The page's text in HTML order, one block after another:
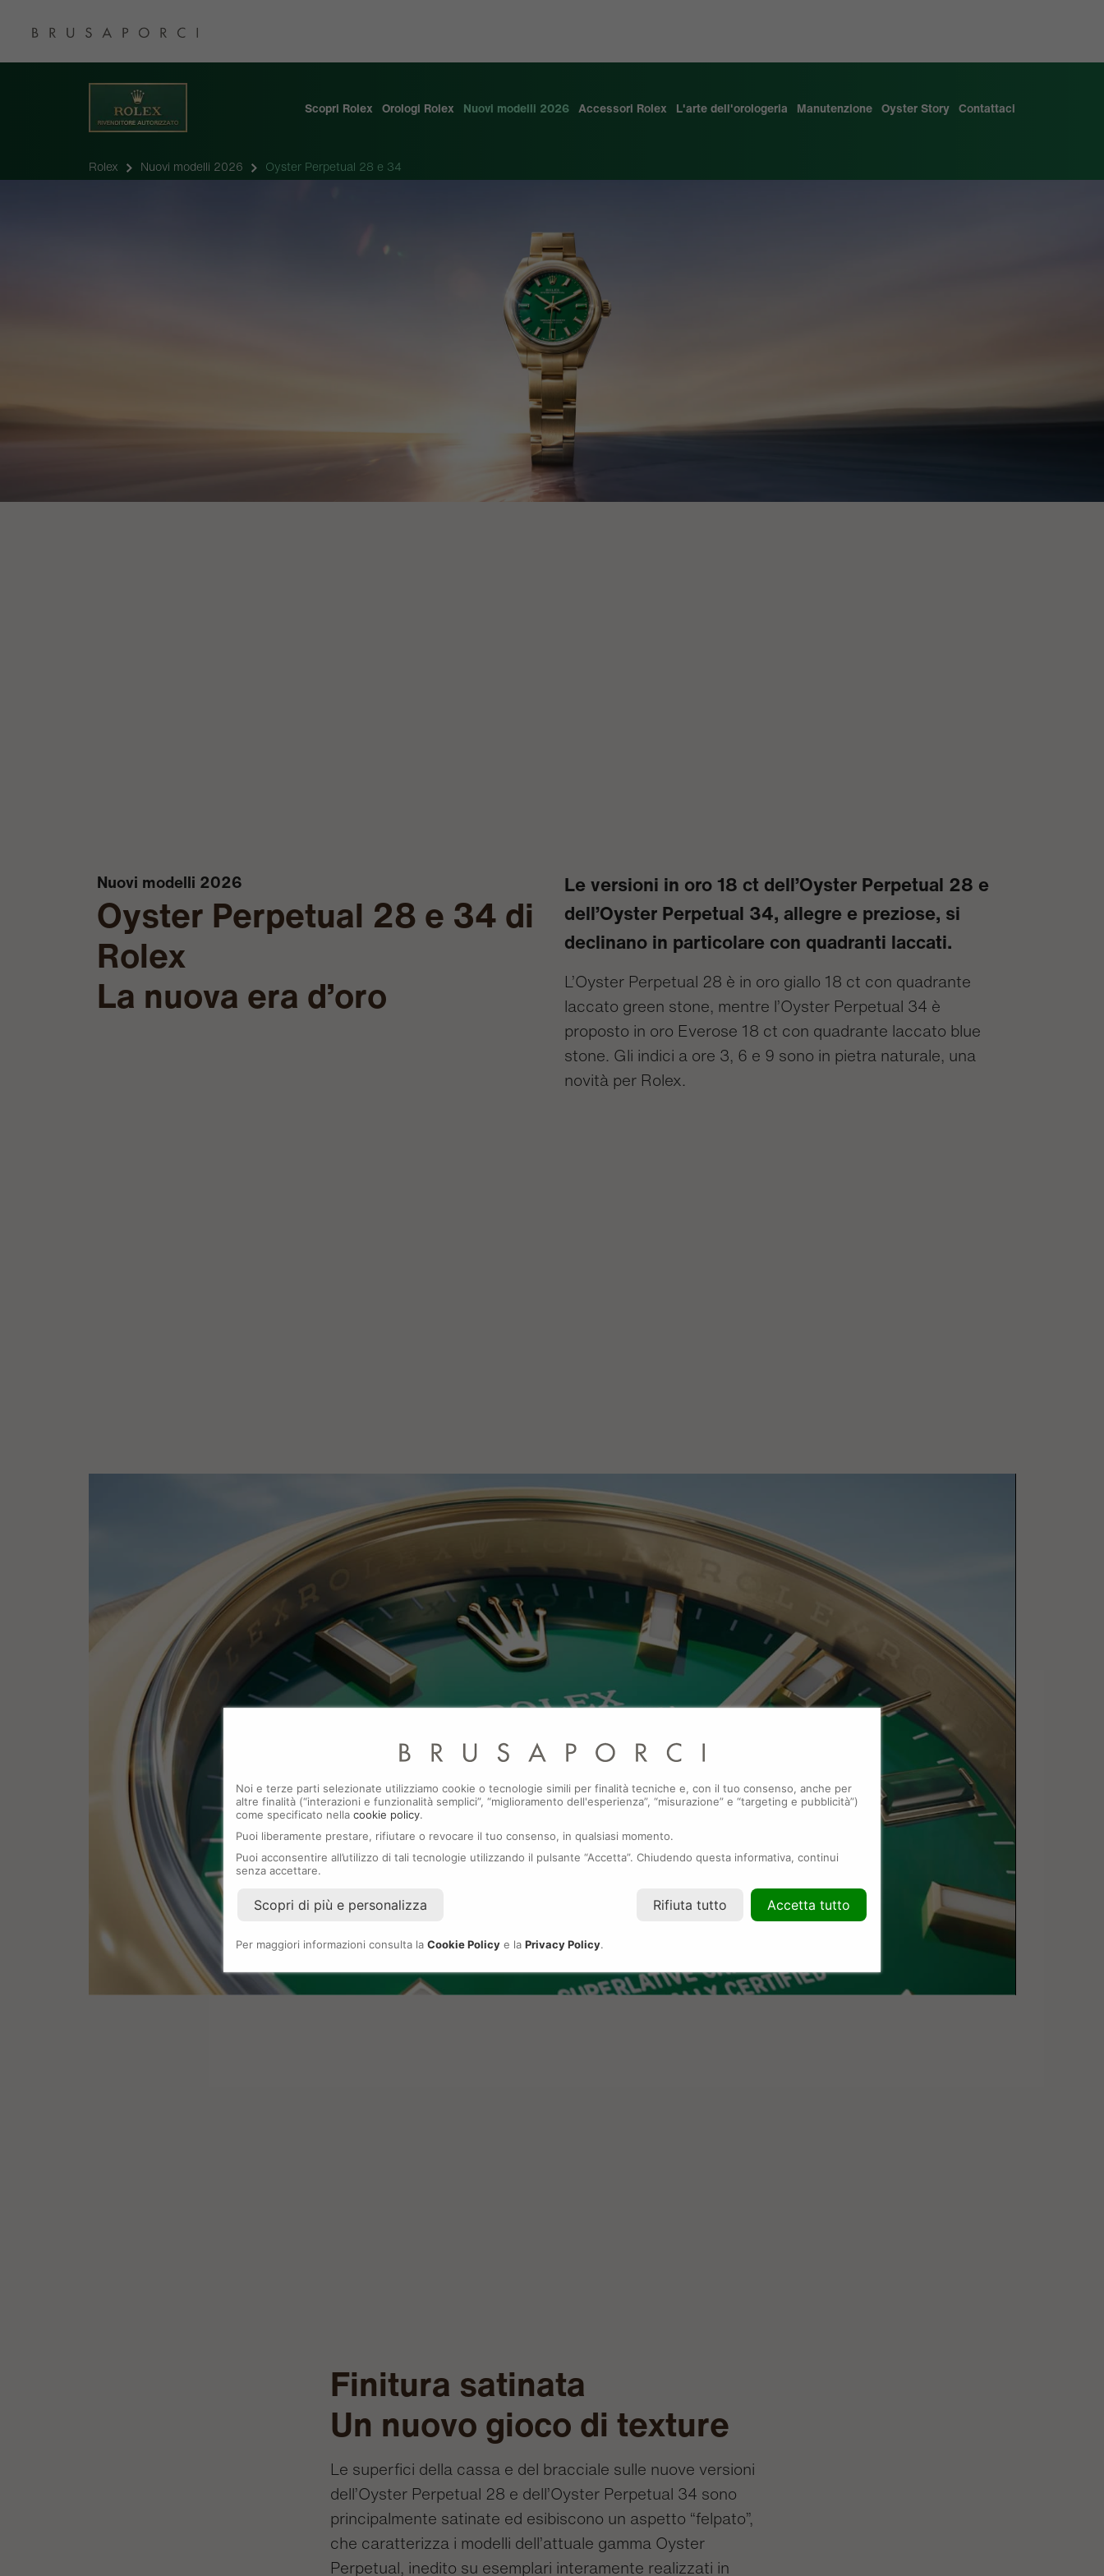
Scopri Rolex Orologi Rolex Nuovi modelli 2026 Accessori Rolex L'arte dell'orologeria Manutenzione Oyster Story Contattaci
Rolex Nuovi modelli 2026 Oyster Perpetual 28 e 34
Nuovi modelli 2026
Oyster Perpetual 28 e 34 di
Rolex
La nuova era d’oro
Le versioni in oro 18 ct dell’Oyster Perpetual 28 e
dell’Oyster Perpetual 34, allegre e preziose, si
declinano in particolare con quadranti laccati.
L’Oyster Perpetual 28 è in oro giallo 18 ct con quadrante
laccato green stone, mentre l’Oyster Perpetual 34 è
proposto in oro Everose 18 ct con quadrante laccato blue
stone. Gli indici a ore 3, 6 e 9 sono in pietra naturale, una
novità per Rolex.
Play
Finitura satinata
Un nuovo gioco di texture
Le superfici della cassa e del bracciale sulle nuove versioni
dell’Oyster Perpetual 28 e dell’Oyster Perpetual 34 sono
principalmente satinate ed esibiscono un aspetto “felpato”,
che caratterizza i modelli dell’attuale gamma Oyster
Perpetual, inedito su esemplari interamente realizzati in
Noi e terze parti selezionate utilizziamo cookie o tecnologie simili per finalità tecniche e, con il tuo consenso, anche per
altre finalità (“interazioni e funzionalità semplici”, “miglioramento dell'esperienza”, “misurazione” e “targeting e pubblicità”)
come specificato nella cookie policy.
Puoi liberamente prestare, rifiutare o revocare il tuo consenso, in qualsiasi momento.
Puoi acconsentire all’utilizzo di tali tecnologie utilizzando il pulsante “Accetta”. Chiudendo questa informativa, continui
senza accettare.
Scopri di più e personalizza Rifiuta tutto Accetta tutto
Per maggiori informazioni consulta la Cookie Policy e la Privacy Policy.